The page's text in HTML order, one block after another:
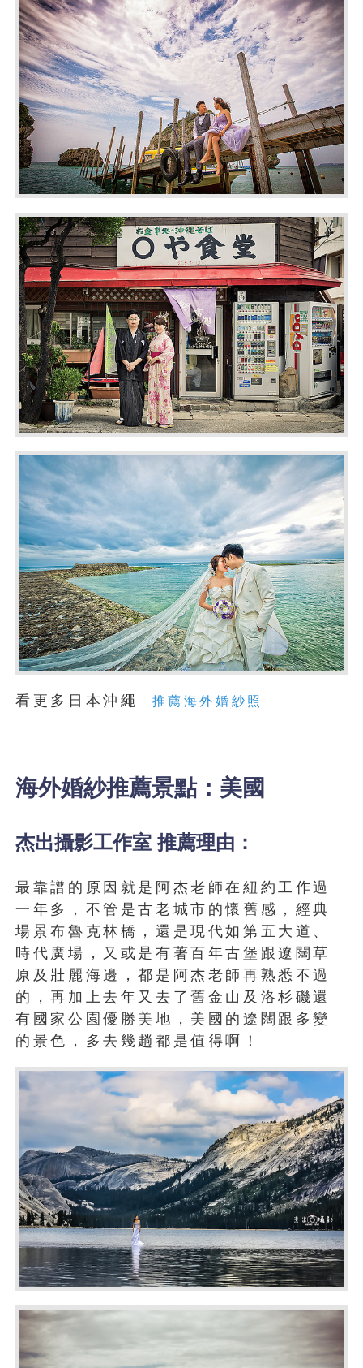
看更多日本沖繩 推薦海外婚紗照
海外婚紗推薦景點：美國
杰出攝影工作室 推薦理由：
最靠譜的原因就是阿杰老師在紐約工作過
一年多，不管是古老城市的懷舊感，經典
場景布魯克林橋，還是現代如第五大道、
時代廣場，又或是有著百年古堡跟遼闊草
原及壯麗海邊，都是阿杰老師再熟悉不過
的，再加上去年又去了舊金山及洛杉磯還
有國家公園優勝美地，美國的遼闊跟多變
的景色，多去幾趟都是值得啊！